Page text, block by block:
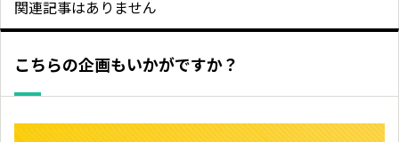
関連記事はありません
こちらの企画もいかがですか？